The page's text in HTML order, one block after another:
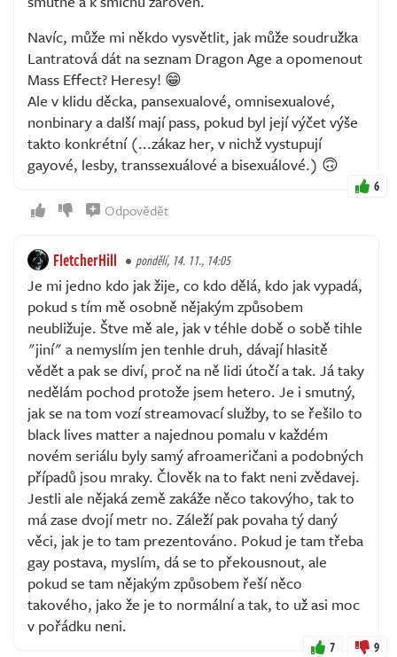
Navíc, může mi někdo vysvětlit, jak může soudružka
Lantratová dát na seznam Dragon Age a opomenout
Mass Effect? Heresy! 😁
Ale v klidu děcka, pansexualové, omnisexualové,
nonbinary a další mají pass, pokud byl její výčet výše
takto konkrétní (...zákaz her, v nichž vystupují
gayové, lesby, transsexuálové a bisexuálové.) 🙃
6
Odpovědět
FletcherHill pondělí, 14. 11., 14:05
Je mi jedno kdo jak žije, co kdo dělá, kdo jak vypadá,
pokud s tím mě osobně nějakým způsobem
neubližuje. Štve mě ale, jak v téhle době o sobě tihle
"jiní" a nemyslím jen tenhle druh, dávají hlasitě
vědět a pak se diví, proč na ně lidi útočí a tak. Já taky
nedělám pochod protože jsem hetero. Je i smutný,
jak se na tom vozí streamovací služby, to se řešilo to
black lives matter a najednou pomalu v každém
novém seriálu byly samý afroameričani a podobných
případů jsou mraky. Člověk na to fakt neni zvědavej.
Jestli ale nějaká země zakáže něco takovýho, tak to
má zase dvojí metr no. Záleží pak povaha tý daný
věci, jak je to tam prezentováno. Pokud je tam třeba
gay postava, myslím, dá se to překousnout, ale
pokud se tam nějakým způsobem řeší něco
takového, jako že je to normální a tak, to už asi moc
v pořádku neni.
7 9